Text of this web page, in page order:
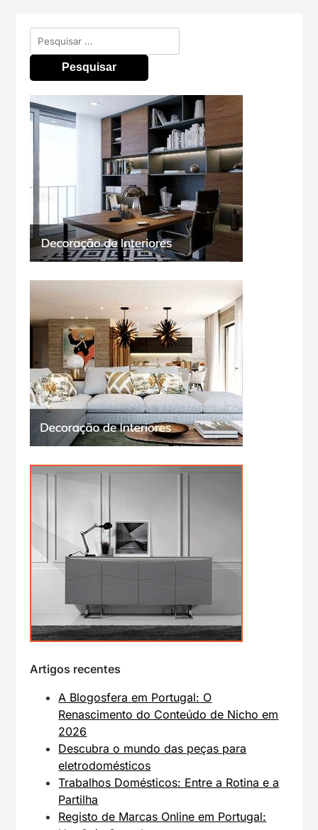
Pesquisar
por:
Artigos recentes
A Blogosfera em Portugal: O
Renascimento do Conteúdo de Nicho em
2026
Descubra o mundo das peças para
eletrodomésticos
Trabalhos Domésticos: Entre a Rotina e a
Partilha
Registo de Marcas Online em Portugal: